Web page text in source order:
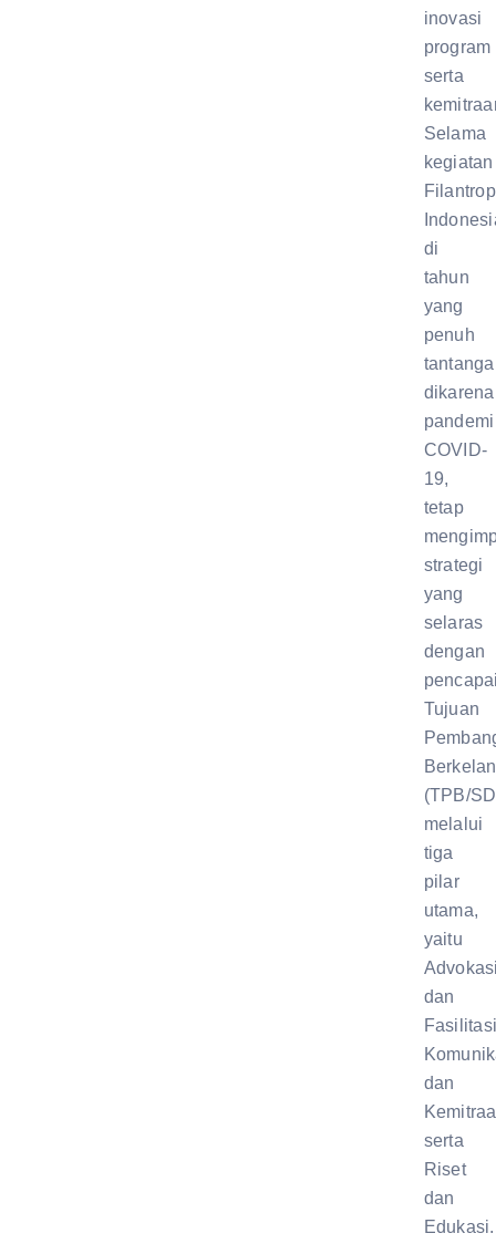
inovasi
program
serta
Selama
kegiatan
di
tahun
yang
penuh
pandemi
COVID-
19,
tetap
strategi
yang
selaras
dengan
Tujuan
(TPB/
melalui
tiga
pilar
utama,
yaitu
dan
dan
serta
Riset
dan
Edukasi.